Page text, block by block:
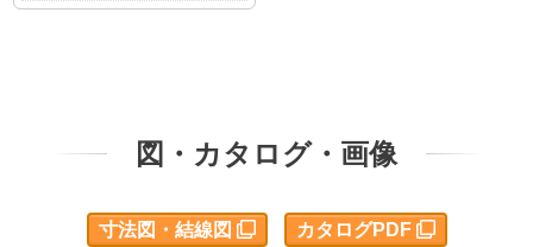
図・カタログ・画像
寸法図・結線図 カタログPDF